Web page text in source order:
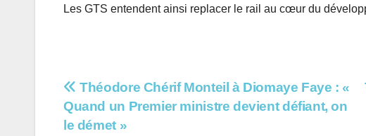
Les GTS entendent ainsi replacer le rail au cœur du
Navigation
de
Théodore Chérif Monteil à Diomaye Faye : «
Quand un Premier ministre devient défiant, on
le démet »